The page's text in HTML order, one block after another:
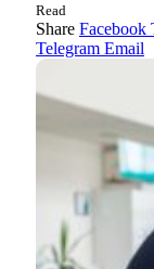
Read
Share Facebook
Telegram Email